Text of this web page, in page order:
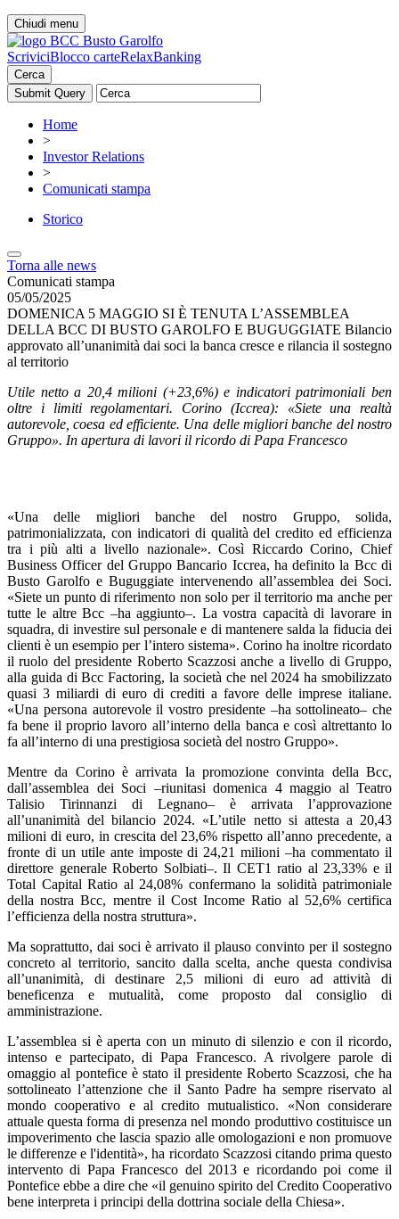
Chiudi menu
ScriviciBlocco carteRelaxBanking
Cerca
Home
>
Investor Relations
>
Comunicati stampa
Storico
Torna alle news
Comunicati stampa
05/05/2025
DOMENICA 5 MAGGIO SI È TENUTA L’ASSEMBLEA
DELLA BCC DI BUSTO GAROLFO E BUGUGGIATE Bilancio
approvato all’unanimità dai soci la banca cresce e rilancia il sostegno
al territorio
Utile netto a 20,4 milioni (+23,6%) e indicatori patrimoniali ben
oltre i limiti regolamentari. Corino (Iccrea): «Siete una realtà
autorevole, coesa ed efficiente. Una delle migliori banche del nostro
Gruppo». In apertura di lavori il ricordo di Papa Francesco
«Una delle migliori banche del nostro Gruppo, solida,
patrimonializzata, con indicatori di qualità del credito ed efficienza
tra i più alti a livello nazionale». Così Riccardo Corino, Chief
Business Officer del Gruppo Bancario Iccrea, ha definito la Bcc di
Busto Garolfo e Buguggiate intervenendo all’assemblea dei Soci.
«Siete un punto di riferimento non solo per il territorio ma anche per
tutte le altre Bcc –ha aggiunto–. La vostra capacità di lavorare in
squadra, di investire sul personale e di mantenere salda la fiducia dei
clienti è un esempio per l’intero sistema». Corino ha inoltre ricordato
il ruolo del presidente Roberto Scazzosi anche a livello di Gruppo,
alla guida di Bcc Factoring, la società che nel 2024 ha smobilizzato
quasi 3 miliardi di euro di crediti a favore delle imprese italiane.
«Una persona autorevole il vostro presidente –ha sottolineato– che
fa bene il proprio lavoro all’interno della banca e così altrettanto lo
fa all’interno di una prestigiosa società del nostro Gruppo».
Mentre da Corino è arrivata la promozione convinta della Bcc,
dall’assemblea dei Soci –riunitasi domenica 4 maggio al Teatro
Talisio Tirinnanzi di Legnano– è arrivata l’approvazione
all’unanimità del bilancio 2024. «L’utile netto si attesta a 20,43
milioni di euro, in crescita del 23,6% rispetto all’anno precedente, a
fronte di un utile ante imposte di 24,21 milioni –ha commentato il
direttore generale Roberto Solbiati–. Il CET1 ratio al 23,33% e il
Total Capital Ratio al 24,08% confermano la solidità patrimoniale
della nostra Bcc, mentre il Cost Income Ratio al 52,6% certifica
l’efficienza della nostra struttura».
Ma soprattutto, dai soci è arrivato il plauso convinto per il sostegno
concreto al territorio, sancito dalla scelta, anche questa condivisa
all’unanimità, di destinare 2,5 milioni di euro ad attività di
beneficenza e mutualità, come proposto dal consiglio di
amministrazione.
L’assemblea si è aperta con un minuto di silenzio e con il ricordo,
intenso e partecipato, di Papa Francesco. A rivolgere parole di
omaggio al pontefice è stato il presidente Roberto Scazzosi, che ha
sottolineato l’attenzione che il Santo Padre ha sempre riservato al
mondo cooperativo e al credito mutualistico. «Non considerare
attuale questa forma di presenza nel mondo produttivo costituisce un
impoverimento che lascia spazio alle omologazioni e non promuove
le differenze e l'identità», ha ricordato Scazzosi citando prima questo
intervento di Papa Francesco del 2013 e ricordando poi come il
Pontefice ebbe a dire che «il genuino spirito del Credito Cooperativo
bene interpreta i principi della dottrina sociale della Chiesa».